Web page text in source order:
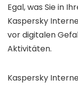
Egal, was Sie in
Kaspersky
vor digitalen
Aktivitäten.
Kaspersky